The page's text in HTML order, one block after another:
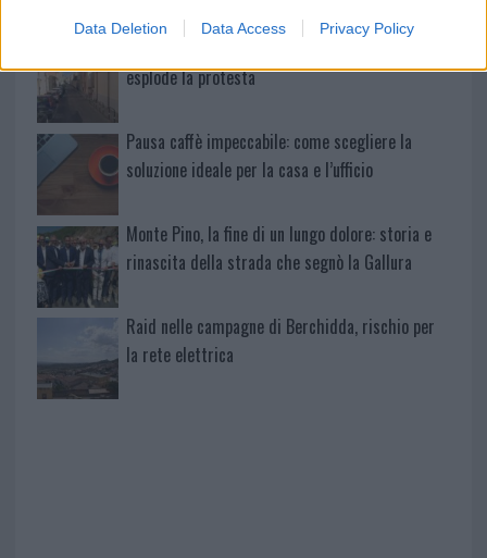
Data Deletion Data Access Privacy Policy
esplode la protesta
Pausa caffè impeccabile: come scegliere la
soluzione ideale per la casa e l’ufficio
Monte Pino, la fine di un lungo dolore: storia e
rinascita della strada che segnò la Gallura
Raid nelle campagne di Berchidda, rischio per
la rete elettrica